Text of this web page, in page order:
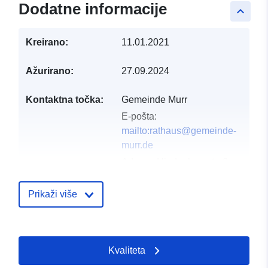
keyboard_arrow_up
Dodatne informacije
Kreirano: 11.01.2021
Ažurirano: 27.09.2024
Kontaktna točka:
Gemeinde Murr
E-pošta:
mailto:rathaus@gemeinde-
murr.de
Dodano u data.europa.eu:
Prikaži više
Kvaliteta